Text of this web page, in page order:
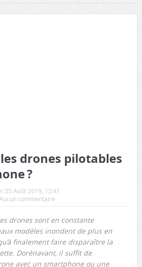
drones pilotables
?
05 Août 2019, 12:41
commentaire
drones sont en constante
modèles inondent de plus en
finalement faire disparaître la
Dorénavant, il suffit de
avec un smartphone ou une